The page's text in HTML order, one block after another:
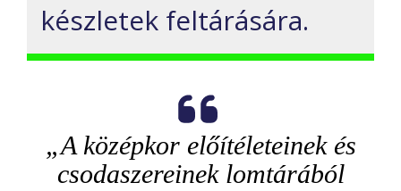
készletek feltárására.
„A középkor előítéleteinek és
csodaszereinek lomtárából